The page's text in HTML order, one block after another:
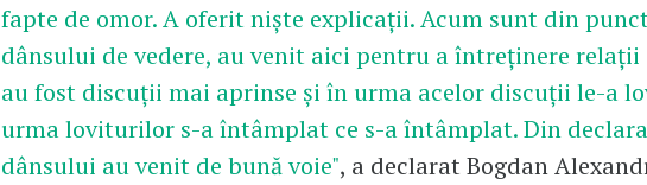
fapte de omor. A oferit niște explicații. Acum sunt din
dânsului de vedere, au venit aici pentru a întreținere relații
au fost discuții mai aprinse și în urma acelor discuții le-a
urma loviturilor s-a întâmplat ce s-a întâmplat. Din
dânsului au venit de bună voie", a declarat Bogdan